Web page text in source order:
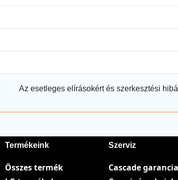
Az esetleges elírásokért és szerkesztési
Termékeink
Összes termék
Szerviz
Cascade garancia